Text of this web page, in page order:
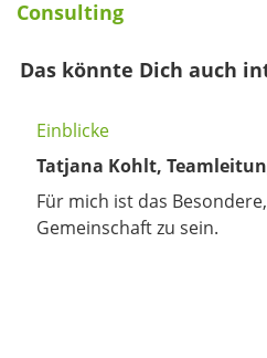
Consulting
Das könnte Dich auch
Einblicke
Tatjana Kohlt,
Für mich ist das
Gemeinschaft zu sein.